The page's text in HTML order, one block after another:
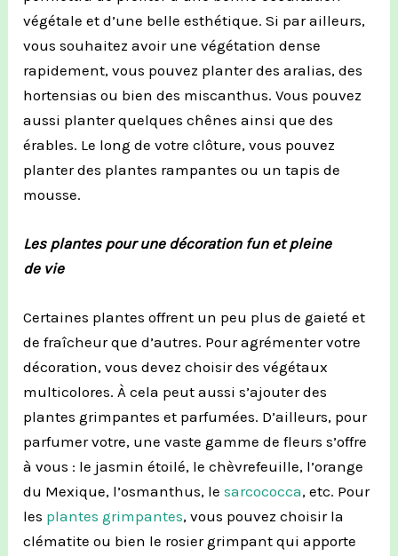
végétale et d’une belle esthétique. Si par ailleurs,
vous souhaitez avoir une végétation dense
rapidement, vous pouvez planter des aralias, des
hortensias ou bien des miscanthus. Vous pouvez
aussi planter quelques chênes ainsi que des
érables. Le long de votre clôture, vous pouvez
planter des plantes rampantes ou un tapis de
mousse.
Les plantes pour une décoration fun et pleine
de vie
Certaines plantes offrent un peu plusdegaieté et
de fraîcheur que d’autres. Pour agrémenter votre
décoration, vous devez choisir des végétaux
multicolores. À cela peut aussi s’ajouter des
plantes grimpantes et parfumées. D’ailleurs, pour
parfumer votre, une vaste gamme de fleurs s’offre
à vous : le jasmin étoilé, le chèvrefeuille, l’orange
du Mexique, l’osmanthus, lesarcococca, etc. Pour
les plantes grimpantes, vous pouvez choisir la
clématite ou bien le rosier grimpant qui apporte